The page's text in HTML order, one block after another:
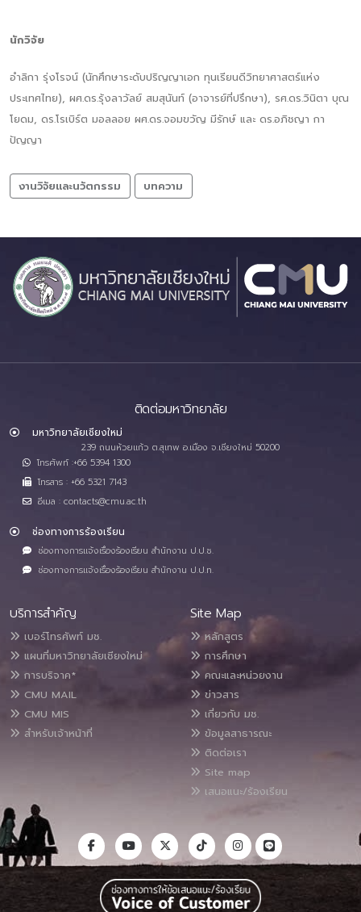
นักวิจัย
อำลิกา รุ่งโรจน์ (นักศึกษาระดับปริญญาเอก ทุนเรียนดีวิทยาศาสตร์แห่ง
ประเทศไทย), ผศ.ดร.รุ้งลาวัลย์ สมสุนันท์ (อาจารย์ที่ปรึกษา), รศ.ดร.วินิตา บุณ
โยดม, ดร.โรเบิร์ต มอลลอย ผศ.ดร.จอมขวัญ มีรักษ์ และ ดร.อภิชญา กา
ปัญญา
งานวิจัยและนวัตกรรม บทความ
ติดต่อมหาวิทยาลัย
มหาวิทยาลัยเชียงใหม่
239 ถนนห้วยแก้ว ต.สุเทพ อ.เมือง จ.เชียงใหม่ 50200
โทรศัพท์ :+66 5394 1300
โทรสาร : +66 5321 7143
อีเมล : contacts@cmu.ac.th
ช่องทางการร้องเรียน
ช่องทางการแจ้งเรื่องร้องเรียน สำนักงาน ป.ป.ช.
ช่องทางการแจ้งเรื่องร้องเรียน สำนักงาน ป.ป.ท.
บริการสำคัญ
เบอร์โทรศัพท์ มช.
แผนที่มหาวิทยาลัยเชียงใหม่
การบริจาค*
CMU MAIL
CMU MIS
สำหรับเจ้าหน้าที่
Site Map
หลักสูตร
การศึกษา
คณะและหน่วยงาน
ข่าวสาร
เกี่ยวกับ มช.
ข้อมูลสาธารณะ
ติดต่อเรา
Site map
เสนอแนะ/ร้องเรียน